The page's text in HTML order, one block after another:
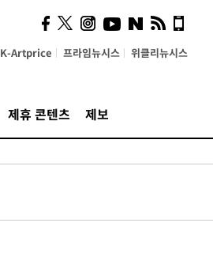
K-Artprice 프라임뉴시스 위클리뉴시스
제휴 콘텐츠 제보